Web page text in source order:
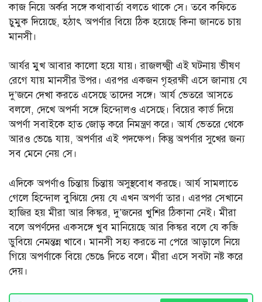
কাজ নিয়ে অর্কর সঙ্গে কথাবার্তা বলতে থাকে সে। তবে কফিতে
চুমুক দিয়েছে, হঠাৎ অপর্ণার বিয়ে ঠিক হয়েছে কিনা জানতে চায়
মানসী।
আর্যর মুখ আবার কালো হয়ে যায়। রাজলক্ষ্মী এই ঘটনায় ভীষণ
রেগে যায় মানসীর উপর। এরপর একজন গৃহরক্ষী এসে জানায় যে
দু’জনে দেখা করতে এসেছে তাদের সঙ্গে। আর্য ভেতরে আসতে
বললে, দেখে অপর্না সঙ্গে হিন্দোলও এসেছে। বিয়ের কার্ড দিয়ে
অপর্ণা সবাইকে হাত জোড় করে নিমন্ত্রণ করে। আর্য ভেতরে থেকে
আরও ভেঙে যায়, অপর্ণার এই পদক্ষেপ। কিন্তু অপর্ণার সুখের জন্য
সব মেনে নেয় সে।
এদিকে অপর্ণাও চিন্তায় চিন্তায় অসুস্থবোধ করছে। আর্য সামলাতে
গেলে হিন্দোল বুঝিয়ে দেয় যে এখন অপর্ণা তার। এরপর সেখানে
হাজির হয় মীরা আর কিঙ্কর, দু’জনের খুশির ঠিকানা নেই। মীরা
বলে অপর্ণদের একসঙ্গে খুব মানিয়েছে আর কিঙ্কর বলে যে কব্জি
ডুবিয়ে নেমন্তন্ন খাবে। মানসী সহ্য করতে না পেরে আড়ালে নিয়ে
গিয়ে অপর্ণাকে বিয়ে ভেঙে দিতে বলে। মীরা এসে সবটা নষ্ট করে
দেয়।